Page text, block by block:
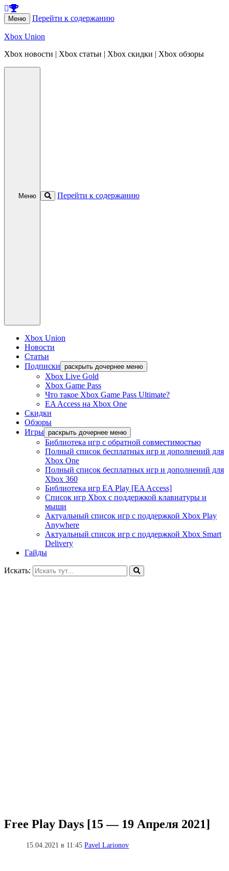
Меню Перейти к содержанию
Xbox Union
Xbox новости | Xbox статьи | Xbox скидки | Xbox обзоры
Меню Перейти к содержанию
Xbox Union
Новости
Статьи
Подписки раскрыть дочернее меню
Xbox Live Gold
Xbox Game Pass
Что такое Xbox Game Pass Ultimate?
EA Access на Xbox One
Скидки
Обзоры
Игры раскрыть дочернее меню
Библиотека игр с обратной совместимостью
Полный список бесплатных игр и дополнений для
Xbox One
Полный список бесплатных игр и дополнений для
Xbox 360
Библиотека игр EA Play [EA Access]
Список игр Xbox c поддержкой клавиатуры и
мыши
Актуальный список игр с поддержкой Xbox Play
Anywhere
Актуальный список игр с поддержкой Xbox Smart
Delivery
Гайды
Искать:
Free Play Days [15 — 19 Апреля 2021]
15.04.2021 в 11:45Pavel Larionov